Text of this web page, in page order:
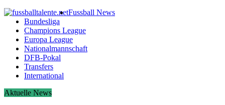
Fussball News
Bundesliga
Champions League
Europa League
Nationalmannschaft
DFB-Pokal
Transfers
International
Aktuelle News